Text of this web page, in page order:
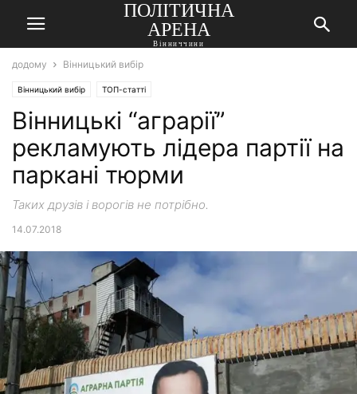
ПОЛІТИЧНА
АРЕНА
Вінниччини
додому Вінницький вибір
Вінницький вибір ТОП-статті
Вінницькі “аграрії”
рекламують лідера партії на
паркані тюрми
Таких друзів і ворогів не потрібно.
14.07.2018